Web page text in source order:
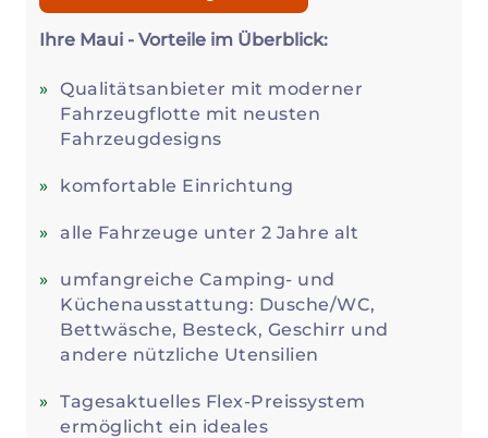
Ihre Maui - Vorteile im Überblick:
Qualitätsanbieter mit moderner
Fahrzeugflotte mit neusten
Fahrzeugdesigns
komfortable Einrichtung
alle Fahrzeuge unter 2 Jahre alt
umfangreiche Camping- und
Küchenausstattung: Dusche/WC,
Bettwäsche, Besteck, Geschirr und
andere nützliche Utensilien
Tagesaktuelles Flex-Preissystem
ermöglicht ein ideales